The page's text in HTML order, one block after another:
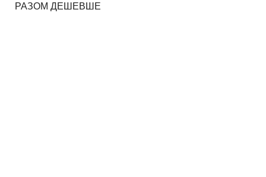
РАЗОМ ДЕШЕВШЕ